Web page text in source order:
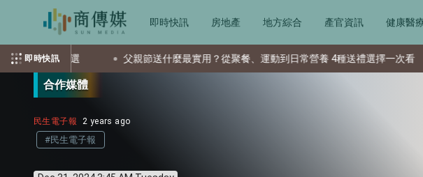
即時快訊 房地產 地方綜合 產官資訊 健康醫
即時快訊
什麼最實用？從聚餐、運動到日常營養 4種送禮選擇一次看 台灣科技業搶攻太空市場
合作媒體
民生電子報 2 years ago
#民生電子報